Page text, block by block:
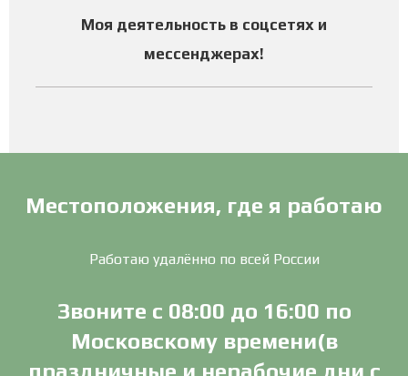
Моя деятельность в соцсетях и
мессенджерах!
Местоположения, где я работаю
Работаю удалённо по всей России
Звоните с 08:00 до 16:00 по
Московскому времени(в